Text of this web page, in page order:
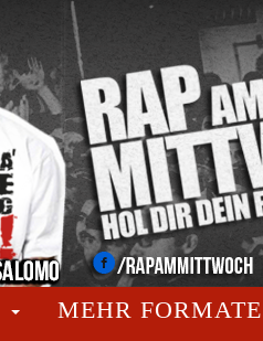
MEHR FORMATE